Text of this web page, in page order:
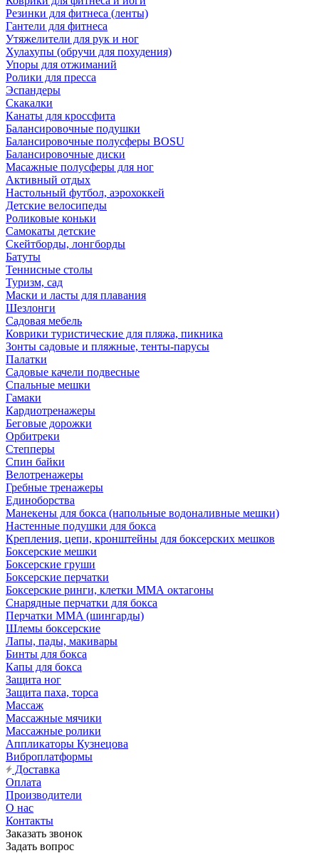
Резинки для фитнеса (ленты)
Гантели для фитнеса
Утяжелители для рук и ног
Хулахупы (обручи для похудения)
Упоры для отжиманий
Ролики для пресса
Эспандеры
Скакалки
Канаты для кроссфита
Балансировочные подушки
Балансировочные полусферы BOSU
Балансировочные диски
Масажные полусферы для ног
Активный отдых
Настольный футбол, аэрохоккей
Детские велосипеды
Роликовые коньки
Самокаты детские
Скейтборды, лонгборды
Батуты
Теннисные столы
Туризм, сад
Маски и ласты для плавания
Шезлонги
Садовая мебель
Коврики туристические для пляжа, пикника
Зонты садовые и пляжные, тенты-парусы
Палатки
Садовые качели подвесные
Спальные мешки
Гамаки
Кардиотренажеры
Беговые дорожки
Орбитреки
Степперы
Спин байки
Велотренажеры
Гребные тренажеры
Единоборства
Манекены для бокса (напольные водоналивные мешки)
Настенные подушки для бокса
Крепления, цепи, кронштейны для боксерских мешков
Боксерские мешки
Боксерские груши
Боксерские перчатки
Боксерские ринги, клетки ММА октагоны
Снарядные перчатки для бокса
Перчатки MMA (шингарды)
Шлемы боксерские
Лапы, пады, макивары
Бинты для бокса
Капы для бокса
Защита ног
Защита паха, торса
Массаж
Массажные мячики
Массажные ролики
Аппликаторы Кузнецова
Виброплатформы
Доставка
Оплата
Производители
О нас
Контакты
Заказать звонок
Задать вопрос